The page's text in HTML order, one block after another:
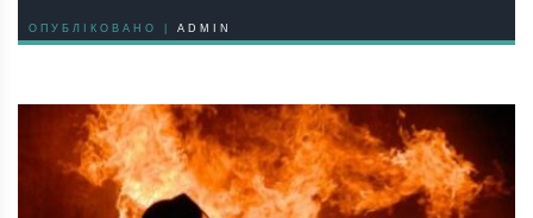
ОПУБЛІКОВАНО | ADMIN